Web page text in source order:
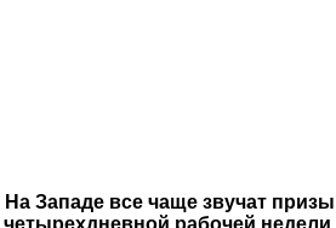
На Западе все чаще звучат
четырехдневной рабочей недели